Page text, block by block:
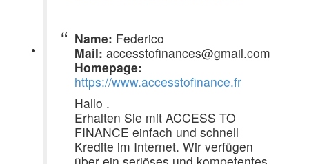
Name: Federico
Mail: accesstofinances@gmail.com
Homepage:
https://www.accesstofinance.fr
Hallo .
Erhalten Sie mit ACCESS TO
FINANCE einfach und schnell
Kredite im Internet. Wir verfügen